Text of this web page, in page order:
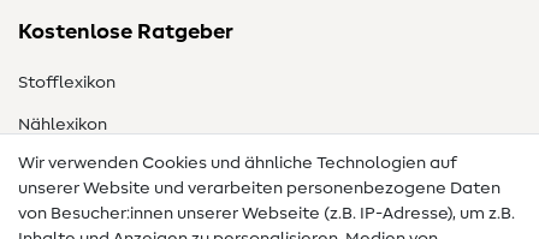
Kostenlose Ratgeber
Stofflexikon
Nählexikon
Nähanleitungen
Hilfe & Kontakt
Wir verwenden Cookies und ähnliche Technologien auf
unserer Website und verarbeiten personenbezogene Daten
von Besucher:innen unserer Webseite (z.B. IP-Adresse), um z.B.